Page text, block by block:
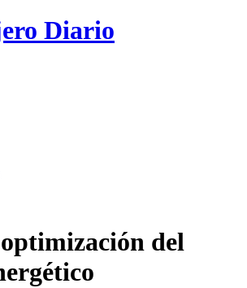
Diario
optimización del